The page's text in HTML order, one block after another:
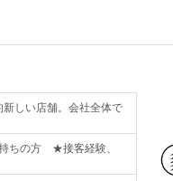
しい店舗。会社全体で
持ちの方 ★接客経験、